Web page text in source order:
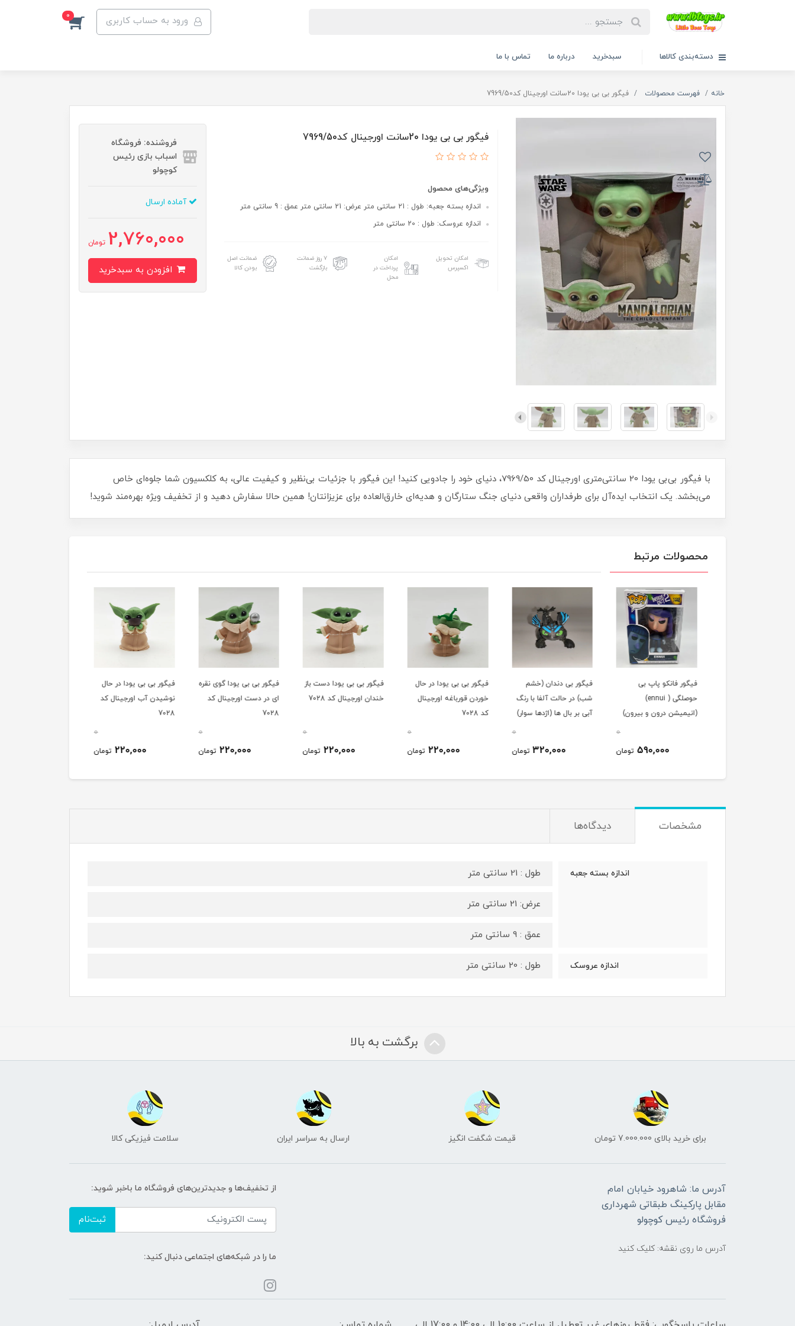
ورود به حساب کاربری 0
دسته‌بندی کالاها سبدخرید درباره ما تماس با ما
خانه فهرست محصولات فیگور بی بی یودا 20سانت اورجینال کد7969/50
فیگور بی بی یودا 20سانت اورجینال کد7969/50
ویژگی‌های محصول
اندازه بسته جعبه: طول : 21 سانتی متر عرض: 21 سانتی متر عمق : 9 سانتی متر
اندازه عروسک: طول : 20 سانتی متر
امکان تحویل
اکسپرس
امکان
پرداخت در
محل
۷ روز ضمانت
بازگشت
ضمانت اصل
بودن کالا
فروشنده: فروشگاه
اسباب بازی رئیس
کوچولو
آماده ارسال
2,760,000 تومان
با فیگور بی‌بی یودا 20 سانتی‌متری اورجینال کد 7969/50، دنیای خود را جادویی کنید! این فیگور با جزئیات بی‌نظیر و کیفیت عالی، به کلکسیون شما جلوه‌ای خاص
می‌بخشد. یک انتخاب ایده‌آل برای طرفداران واقعی دنیای جنگ ستارگان و هدیه‌ای خارق‌العاده برای عزیزانتان! همین حالا سفارش دهید و از تخفیف ویژه بهره‌مند شوید!
محصولات مرتبط
فیگور فانکو پاپ بی
حوصلگی ( ennui)
(انیمیشن درون و بیرون)
0
590,000 تومان
فیگور بی دندان (خشم
شب) در حالت آلفا با رنگ
آبی بر بال ها (اژدها سوار)
0
320,000 تومان
فیگور بی بی یودا در حال
خوردن قورباغه اورجينال
کد 7028
0
220,000 تومان
فیگور بی بی یودا دست باز
خندان اورجينال کد 7028
0
220,000 تومان
فیگور بی بی یودا گوی نقره
ای در دست اورجینال کد
7028
0
220,000 تومان
فیگور بی بی یودا در حال
نوشیدن آب اورجینال کد
7028
0
220,000 تومان
مشخصات دیدگاه‌ها
اندازه بسته جعبه طول : 21 سانتی متر
عرض: 21 سانتی متر
عمق : 9 سانتی متر
اندازه عروسک طول : 20 سانتی متر
برگشت به بالا
برای خرید بالای 7.000.000 تومان قیمت شگفت انگیز ارسال به سراسر ایران سلامت فیزیکی کالا
آدرس ما: شاهرود خیابان امام
مقابل پارکینگ طبقاتی شهرداری
فروشگاه رئیس کوچولو
آدرس ما روی نقشه: کلیک کنید
از تخفیف‌ها و جدیدترین‌های فروشگاه ما باخبر شوید:
ثبت‌نام
ما را در شبکه‌های اجتماعی دنبال کنید: